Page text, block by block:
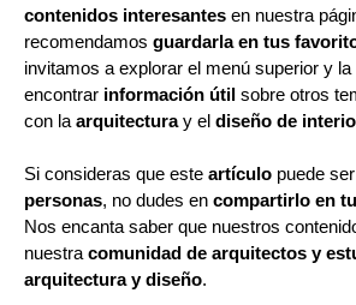
contenidos interesantes en nuestra
recomendamos guardarla en tus
invitamos a explorar el menú superior y
encontrar información útil sobre otros
con la arquitecturay el diseño de
Si consideras que este artículo puede ser
personas, no dudes en compartirlo en
Nos encanta saber que nuestros
nuestra comunidad de arquitectos y
arquitectura y diseño.